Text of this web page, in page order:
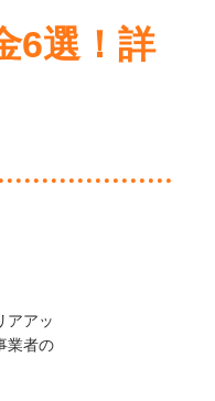
6選！詳
アアッ
業者の